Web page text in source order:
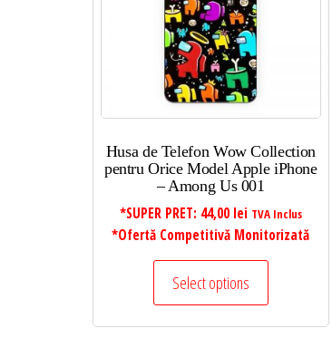
mare
Husa de Telefon Wow Collection
pentru Orice Model Apple iPhone
– Among Us 001
*SUPER PRET: 44,00 lei TVA Inclus
*Ofertă Competitivă Monitorizată
Select options